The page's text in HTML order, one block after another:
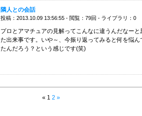
隣人との会話
投稿：2013.10.09 13:56:55 - 閲覧：79回 - ライブラリ：0
プロとアマチュアの見解ってこんなに違うんだなーと
た出来事です。いや～、今振り返ってみると何を悩ん
たんだろう？という感じです(笑)
« 1 2 »